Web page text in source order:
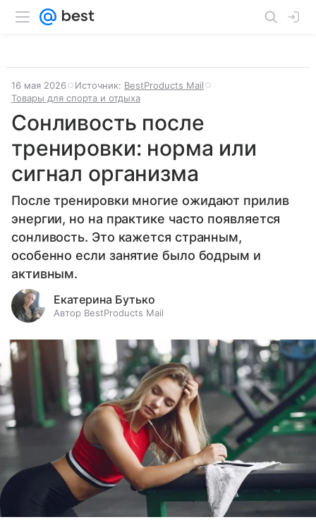
16 мая 2026 Источник: BestProducts Mail
Товары для спорта и отдыха
Сонливость после
тренировки: норма или
сигнал организма
После тренировки многие ожидают прилив
энергии, но на практике часто появляется
сонливость. Это кажется странным,
особенно если занятие было бодрым и
активным.
Екатерина Бутько
Автор BestProducts Mail